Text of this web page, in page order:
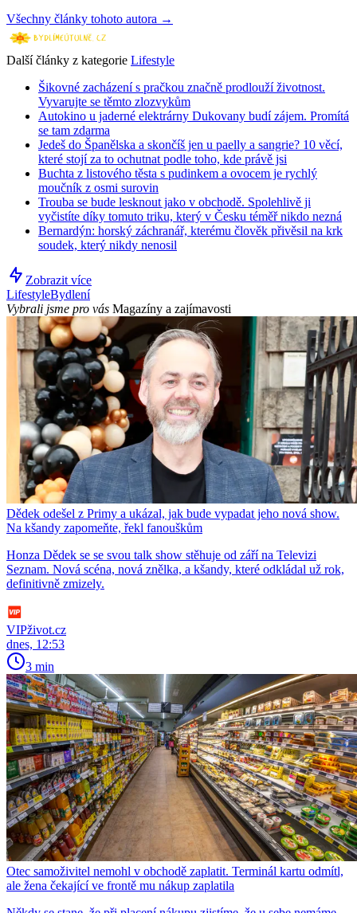
Všechny články tohoto autora →
Další články z kategorie Lifestyle
Šikovné zacházení s pračkou značně prodlouží životnost.
Vyvarujte se těmto zlozvykům
Autokino u jaderné elektrárny Dukovany budí zájem. Promítá
se tam zdarma
Jedeš do Španělska a skončíš jen u paelly a sangrie? 10 věcí,
které stojí za to ochutnat podle toho, kde právě jsi
Buchta z listového těsta s pudinkem a ovocem je rychlý
moučník z osmi surovin
Trouba se bude lesknout jako v obchodě. Spolehlivě ji
vyčistíte díky tomuto triku, který v Česku téměř nikdo nezná
Bernardýn: horský záchranář, kterému člověk přivěsil na krk
soudek, který nikdy nenosil
Zobrazit více
LifestyleBydlení
Vybrali jsme pro vás Magazíny a zajímavosti
Dědek odešel z Primy a ukázal, jak bude vypadat jeho nová show.
Na kšandy zapomeňte, řekl fanouškům
Honza Dědek se se svou talk show stěhuje od září na Televizi
Seznam. Nová scéna, nová znělka, a kšandy, které odkládal už rok,
definitivně zmizely.
VIPživot.cz
dnes, 12:53
3 min
Otec samoživitel nemohl v obchodě zaplatit. Terminál kartu odmítl,
ale žena čekající ve frontě mu nákup zaplatila